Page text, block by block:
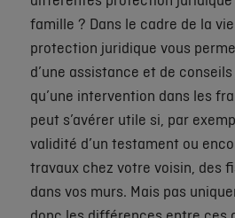
famille ? Dans le cadre de la
protection juridique vous
d’une assistance et de
qu’une intervention dans les
peut s’avérer utile si, par
validité d’un testament ou
travaux chez votre voisin, des
dans vos murs. Mais pas